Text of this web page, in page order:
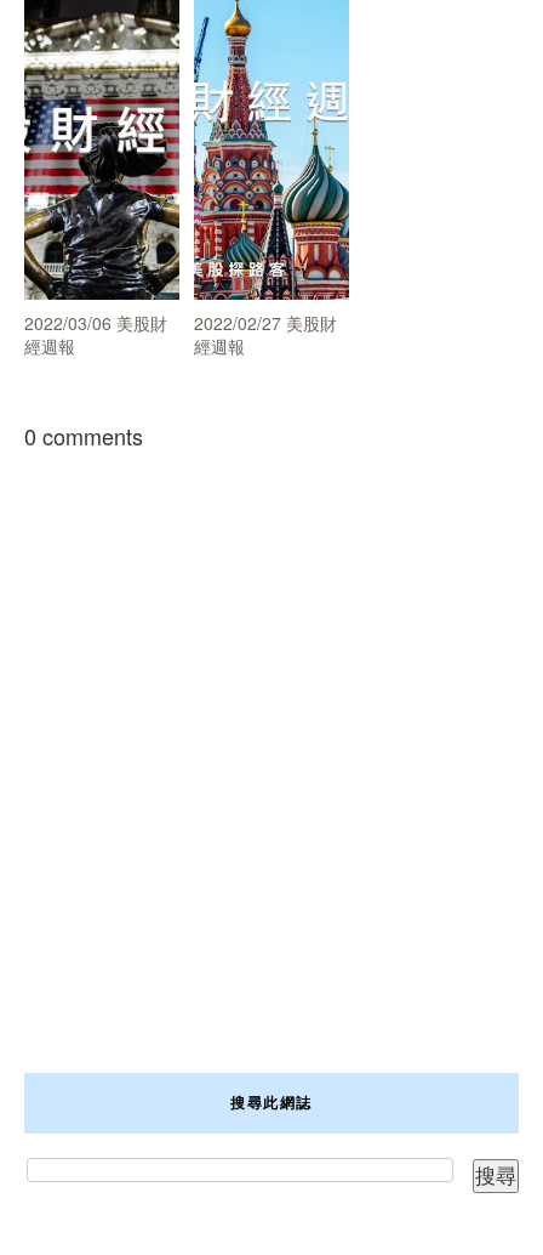
2022/03/06 美股財
經週報
2022/02/27 美股財
經週報
0 comments
搜尋此網誌